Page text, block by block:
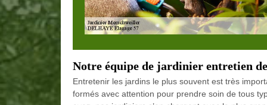
Notre équipe de jardinier entretien
Entretenir les jardins le plus souvent est très
formés avec attention pour prendre soin de tous